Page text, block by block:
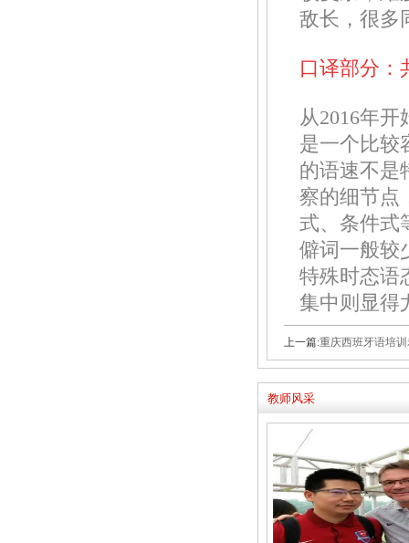
敌长，很多
口译部分：
从2016年
是一个比较
的语速不是
察的细节点
式、条件式
僻词一般较
特殊时态语
集中则显得
上一篇:重庆西班牙语培训老
教师风采